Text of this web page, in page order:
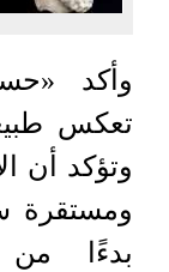
وأكد
تعكس
وتؤكد أن
ومستقرة
بدءًا من